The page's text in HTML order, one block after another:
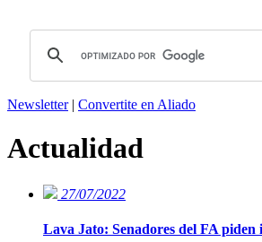
Newsletter| Convertite en Aliado
Actualidad
27/07/2022
Lava Jato: Senadores del FA